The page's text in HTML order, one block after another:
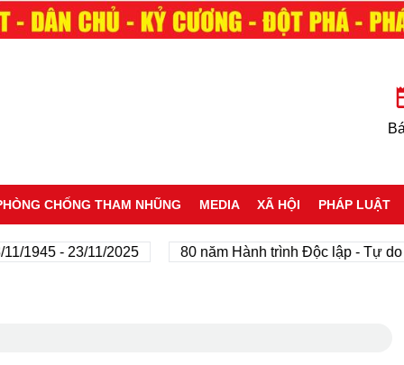
CHỐNG THAM NHŨNG MEDIA XÃ HỘI PHÁP LUẬT
- 23/11/2025 80 năm Hành trình Độc lập - Tự do -